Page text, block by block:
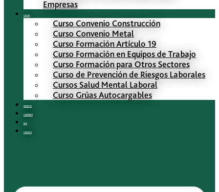
Empresas
Cursos
Curso Convenio Construcción
Curso Convenio Metal
Curso Formación Artículo 19
Curso Formación en Equipos de Trabajo
Curso Formación para Otros Sectores
Curso de Prevención de Riesgos Laborales
Cursos Salud Mental Laboral
Curso Grúas Autocargables
Nosotros
Calendario
Blog
Contacto